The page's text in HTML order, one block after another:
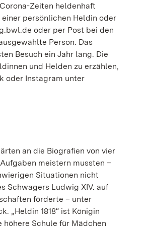
Zeiten heldenhaft
persönlichen Heldin oder
oder per Post bei den
Person. Das
Besuch ein Jahr lang. Die
und Helden zu erzählen,
oder Instagram unter
an die Biografien von vier
meistern mussten –
Situationen nicht
Schwagers Ludwig XIV. auf
förderte – unter
„Heldin 1818“ ist Königin
Schule für Mädchen